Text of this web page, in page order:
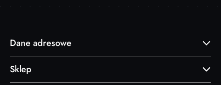
Dane adresowe
Sklep